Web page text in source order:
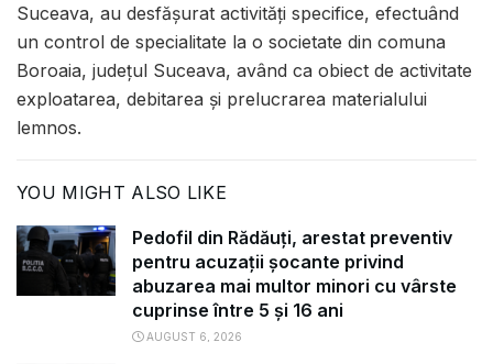
Suceava, au desfășurat activități specifice, efectuând
un control de specialitate la o societate din comuna
Boroaia, județul Suceava, având ca obiect de activitate
exploatarea, debitarea și prelucrarea materialului
lemnos.
YOU MIGHT ALSO LIKE
Pedofil din Rădăuți, arestat preventiv
pentru acuzații șocante privind
abuzarea mai multor minori cu vârste
cuprinse între 5 și 16 ani
AUGUST 6, 2026